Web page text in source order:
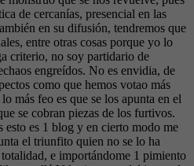
de cercanías, presencial en las
en su difusión, tendremos que
entre otras cosas porque yo lo
criterio, no soy partidario de
engreídos. No es envidia, de
como que hemos votao más
más feo es que se los apunta en el
se cobran piezas de los furtivos.
esto es 1 blog y en cierto modo me
el triunfito quien no se lo ha
e importándome 1 pimiento